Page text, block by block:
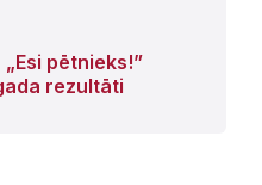
pētnieks!”
rezultāti